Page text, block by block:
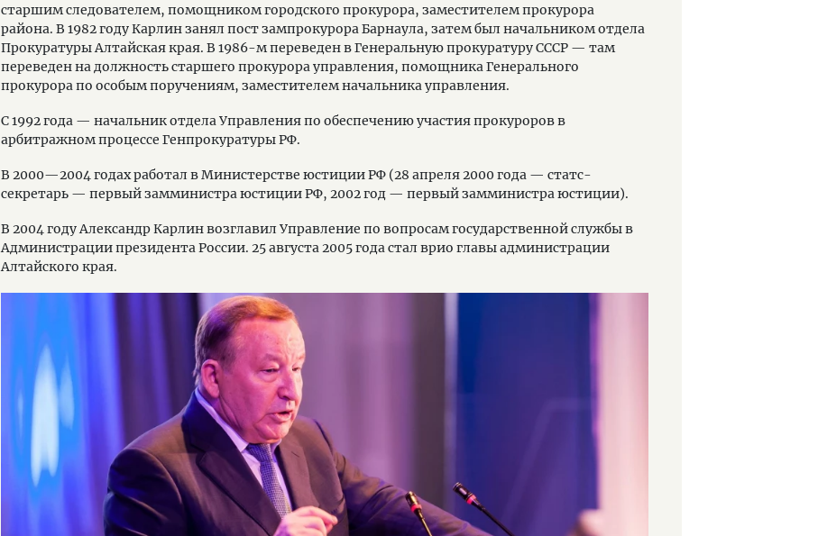
старшим следователем, помощником городского прокурора, заместителем прокурора
района. В 1982 году Карлин занял пост зампрокурора Барнаула, затем был начальником отдела
Прокуратуры Алтайская края. В 1986-м переведен в Генеральную прокуратуру СССР — там
переведен на должность старшего прокурора управления, помощника Генерального
прокурора по особым поручениям, заместителем начальника управления.
С 1992 года — начальник отдела Управления по обеспечению участия прокуроров в
арбитражном процессе Генпрокуратуры РФ.
В 2000—2004 годах работал в Министерстве юстиции РФ (28 апреля 2000 года — статс-
секретарь — первый замминистра юстиции РФ, 2002 год — первый замминистра юстиции).
В 2004 году Александр Карлин возглавил Управление по вопросам государственной службы в
Администрации президента России. 25 августа 2005 года стал врио главы администрации
Алтайского края.